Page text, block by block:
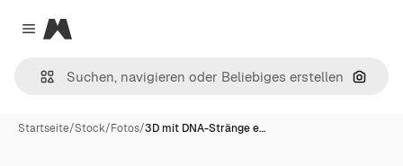
Close menu
Magnific
Nach
Startseite/Stock/Fotos/3D mit DNA-Stränge e…